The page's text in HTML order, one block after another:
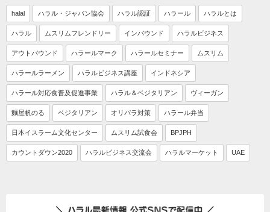
halal ハラル・ジャパン協会 ハラル認証 ハラール ハラルとは
ハラル ムスリムフレンドリー インバウンド ハラルビジネス
アウトバウンド ハラールマーク ハラールセミナー ムスリム
ハラールラーメン ハラルビジネス講座 インドネシア
ハラール対応食普及促進事業 ハラル＆ベジタリアン ヴィーガン
麵屋帆のる ベジタリアン オリパラ対策 ハラール弁当
日本イスラーム文化センター ムスリム試食会 BPJPH
カウントダウン2020 ハラルビジネス交流会 ハラルマーケット UAE